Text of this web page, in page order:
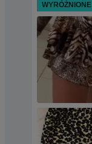
WYRÓŻNIONE